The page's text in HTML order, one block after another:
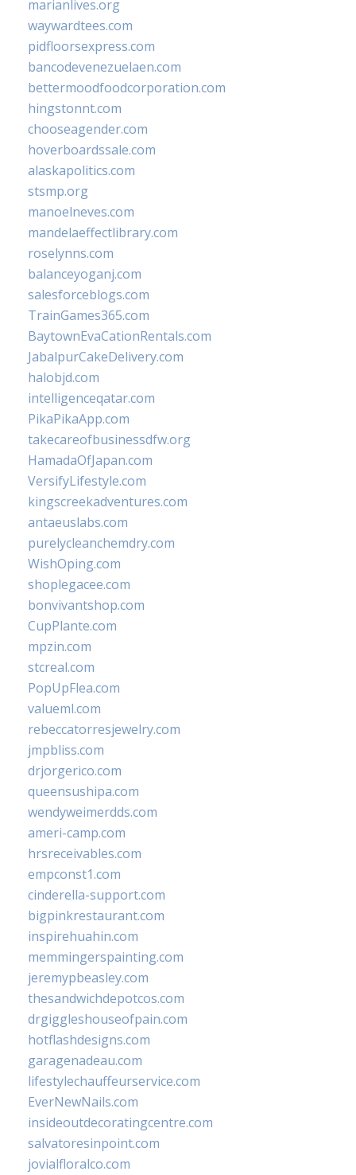
marianlives.org
waywardtees.com
pidfloorsexpress.com
bancodevenezuelaen.com
bettermoodfoodcorporation.com
hingstonnt.com
chooseagender.com
hoverboardssale.com
alaskapolitics.com
stsmp.org
manoelneves.com
mandelaeffectlibrary.com
roselynns.com
balanceyoganj.com
salesforceblogs.com
TrainGames365.com
BaytownEvaCationRentals.com
JabalpurCakeDelivery.com
halobjd.com
intelligenceqatar.com
PikaPikaApp.com
takecareofbusinessdfw.org
HamadaOfJapan.com
VersifyLifestyle.com
kingscreekadventures.com
antaeuslabs.com
purelycleanchemdry.com
WishOping.com
shoplegacee.com
bonvivantshop.com
CupPlante.com
mpzin.com
stcreal.com
PopUpFlea.com
valueml.com
rebeccatorresjewelry.com
jmpbliss.com
drjorgerico.com
queensushipa.com
wendyweimerdds.com
ameri-camp.com
hrsreceivables.com
empconst1.com
cinderella-support.com
bigpinkrestaurant.com
inspirehuahin.com
memmingerspainting.com
jeremypbeasley.com
thesandwichdepotcos.com
drgiggleshouseofpain.com
hotflashdesigns.com
garagenadeau.com
lifestylechauffeurservice.com
EverNewNails.com
insideoutdecoratingcentre.com
salvatoresinpoint.com
jovialfloralco.com